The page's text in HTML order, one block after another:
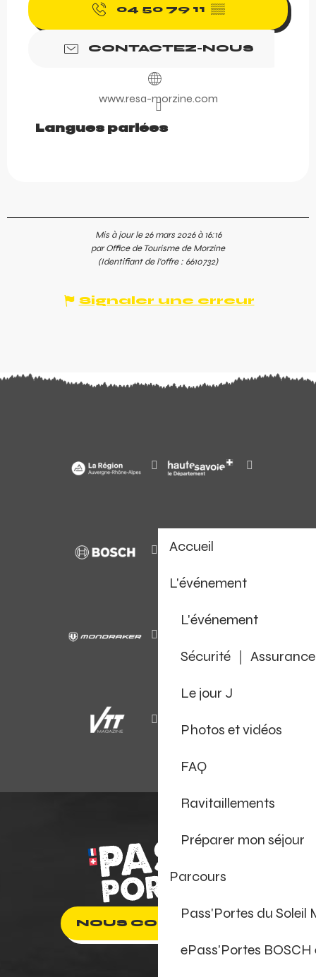
Accueil
L'événement
L'événement
Sécurité ｜ Assurance
Le jour J
Photos et vidéos
FAQ
Ravitaillements
Préparer mon séjour
Parcours
Pass'Portes du Soleil
ePass'Portes
04 50 79 11 ▒▒
CONTACTEZ-NOUS
www.resa-morzine.com
Langues parlées
Langues parlées
Mis à jour le 26 mars 2026 à 16:16
par Office de Tourisme de Morzine
(Identifiant de l'offre : 6610732)
Signaler une erreur
NOUS CONTACTER